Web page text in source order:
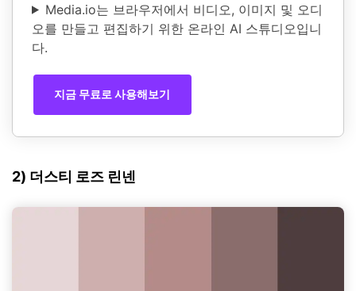
Media.io는 브라우저에서 비디오, 이미지 및 오디
오를 만들고 편집하기 위한 온라인 AI 스튜디오입니
다.
지금 무료로 사용해보기
2) 더스티 로즈 린넨